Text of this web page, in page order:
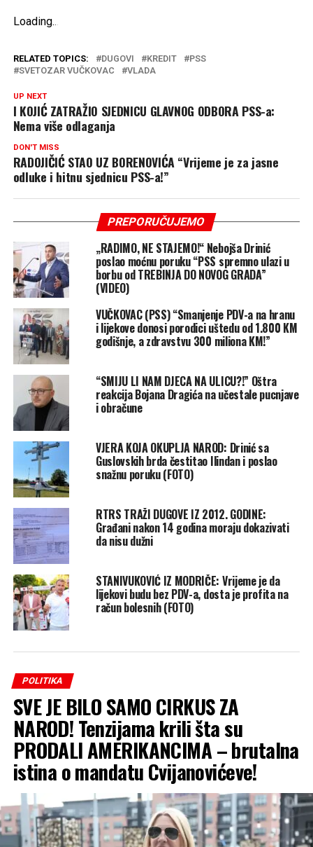
Loading...
RELATED TOPICS: DUGOVI KREDIT
PSS
SVETOZAR VUČKOVAC
VLADA
UP NEXT
I KOJIĆ ZATRAŽIO SJEDNICU GLAVNOG ODBORA PSS-a:
Nema više odlaganja
DON'T MISS
RADOJIČIĆ STAO UZ BORENOVIĆA “Vrijeme je za jasne
odluke i hitnu sjednicu PSS-a!”
PREPORUČUJEMO
„RADIMO, NE STAJEMO!“ Nebojša Drinić
poslao moćnu poruku “PSS spremno ulazi u
borbu od TREBINJA DO NOVOG GRADA”
(VIDEO)
VUČKOVAC (PSS) “Smanjenje PDV-a na hranu
i lijekove donosi porodici uštedu od 1.800 KM
godišnje, a zdravstvu 300 miliona KM!”
“SMIJU LI NAM DJECA NA ULICU?!” Oštra
reakcija Bojana Dragića na učestale pucnjave
i obračune
VJERA KOJA OKUPLJA NAROD: Drinić sa
Guslovskih brda čestitao Ilindan i poslao
snažnu poruku (FOTO)
RTRS TRAŽI DUGOVE IZ 2012. GODINE:
Građani nakon 14 godina moraju dokazivati
da nisu dužni
STANIVUKOVIĆ IZ MODRIČE: Vrijeme je da
lijekovi budu bez PDV-a, dosta je profita na
račun bolesnih (FOTO)
POLITIKA
SVE JE BILO SAMO CIRKUS ZA
NAROD! Tenzijama krili šta su
PRODALI AMERIKANCIMA – brutalna
istina o mandatu Cvijanovićeve!